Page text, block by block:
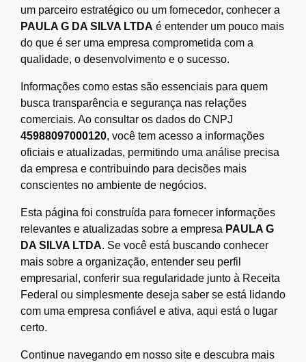
um parceiro estratégico ou um fornecedor, conhecer a
PAULA G DA SILVA LTDA é entender um pouco mais
do que é ser uma empresa comprometida com a
qualidade, o desenvolvimento e o sucesso.
Informações como estas são essenciais para quem
busca transparência e segurança nas relações
comerciais. Ao consultar os dados do CNPJ
45988097000120, você tem acesso a informações
oficiais e atualizadas, permitindo uma análise precisa
da empresa e contribuindo para decisões mais
conscientes no ambiente de negócios.
Esta página foi construída para fornecer informações
relevantes e atualizadas sobre a empresa PAULA G
DA SILVA LTDA. Se você está buscando conhecer
mais sobre a organização, entender seu perfil
empresarial, conferir sua regularidade junto à Receita
Federal ou simplesmente deseja saber se está lidando
com uma empresa confiável e ativa, aqui está o lugar
certo.
Continue navegando em nosso site e descubra mais